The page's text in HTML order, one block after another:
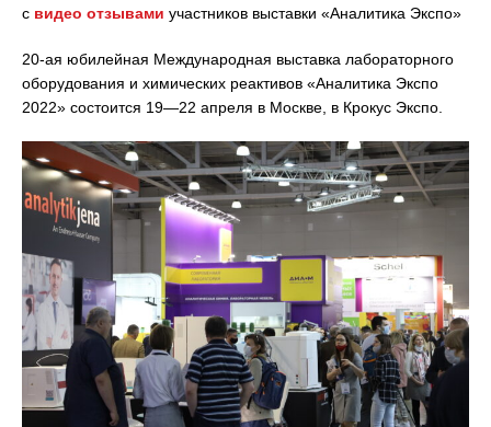
с видео отзывами участников выставки «Аналитика Экспо»
20-ая юбилейная Международная выставка лабораторного
оборудования и химических реактивов «Аналитика Экспо
2022» состоится 19—22 апреля в Москве, в Крокус Экспо.